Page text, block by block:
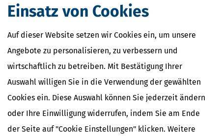
Einsatz von Cookies
Auf dieser Website setzen wir Cookies ein, um unsere
Angebote zu personalisieren, zu verbessern und
wirtschaftlich zu betreiben. Mit Bestätigung Ihrer
Auswahl willigen Sie in die Verwendung der gewählten
Cookies ein. Diese Auswahl können Sie jederzeit ändern
oder Ihre Einwilligung widerrufen, indem Sie am Ende
der Seite auf "Cookie Einstellungen" klicken. Weitere
Kostenlose Steuertipps & News